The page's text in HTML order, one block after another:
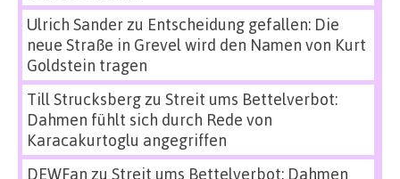
Ulrich Sanderzu Entscheidung gefallen: Die
neue Straße in Grevel wird den Namen von Kurt
Goldstein tragen
Till Strucksbergzu Streit ums Bettelverbot:
Dahmen fühlt sich durch Rede von
Karacakurtoglu angegriffen
DEWFan zu Streit ums Bettelverbot: Dahmen